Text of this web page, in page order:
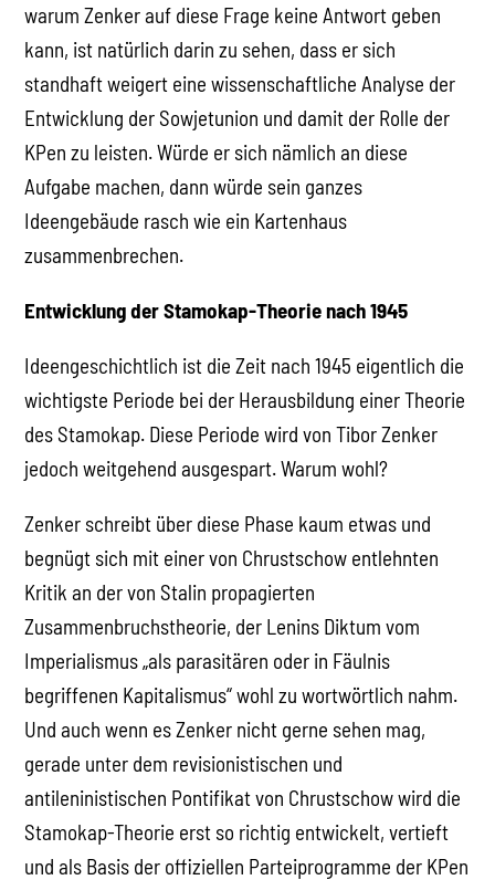
warum Zenker auf diese Frage keine Antwort geben
kann, ist natürlich darin zu sehen, dass er sich
standhaft weigert eine wissenschaftliche Analyse der
Entwicklung der Sowjetunion und damit der Rolle der
KPen zu leisten. Würde er sich nämlich an diese
Aufgabe machen, dann würde sein ganzes
Ideengebäude rasch wie ein Kartenhaus
zusammenbrechen.
Entwicklung der Stamokap-Theorie nach 1945
Ideengeschichtlich ist die Zeit nach 1945 eigentlich die
wichtigste Periode bei der Herausbildung einer Theorie
des Stamokap. Diese Periode wird von Tibor Zenker
jedoch weitgehend ausgespart. Warum wohl?
Zenker schreibt über diese Phase kaum etwas und
begnügt sich mit einer von Chrustschow entlehnten
Kritik an der von Stalin propagierten
Zusammenbruchstheorie, der Lenins Diktum vom
Imperialismus „als parasitären oder in Fäulnis
begriffenen Kapitalismus“ wohl zu wortwörtlich nahm.
Und auch wenn es Zenker nicht gerne sehen mag,
gerade unter dem revisionistischen und
antileninistischen Pontifikat von Chrustschow wird die
Stamokap-Theorie erst so richtig entwickelt, vertieft
und als Basis der offiziellen Parteiprogramme der KPen